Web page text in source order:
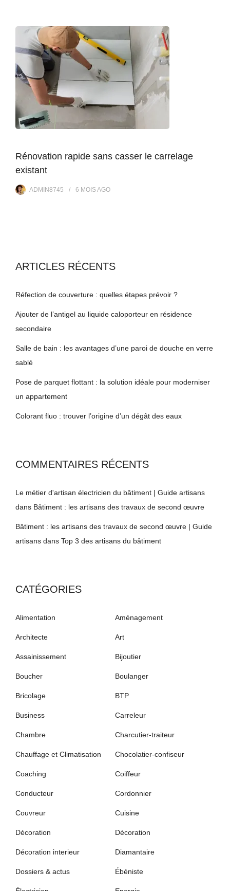
Rénovation rapide sans casser le carrelage
existant
ADMIN8745 6 MOISAGO
ARTICLES RÉCENTS
Réfection de couverture : quelles étapes prévoir ?
Ajouter de l’antigel au liquide caloporteur en résidence
secondaire
Salle de bain : les avantages d’une paroi de douche en verre
sablé
Pose de parquet flottant : la solution idéale pour moderniser
un appartement
Colorant fluo : trouver l’origine d’un dégât des eaux
COMMENTAIRES RÉCENTS
Le métier d'artisan électricien du bâtiment | Guide artisans
dans Bâtiment : les artisans des travaux de second œuvre
Bâtiment : les artisans des travaux de second œuvre | Guide
artisans dans Top 3 des artisans du bâtiment
CATÉGORIES
Alimentation Aménagement
Architecte Art
Assainissement Bijoutier
Boucher Boulanger
Bricolage BTP
Business Carreleur
Chambre Charcutier-traiteur
Chauffage et Climatisation Chocolatier-confiseur
Coaching Coiffeur
Conducteur Cordonnier
Couvreur Cuisine
Décoration Décoration
Décoration interieur Diamantaire
Dossiers & actus Ébéniste